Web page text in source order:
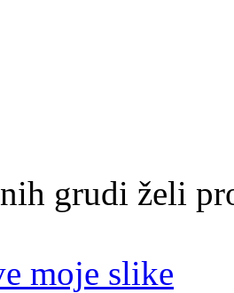
grudi želi
moje slike